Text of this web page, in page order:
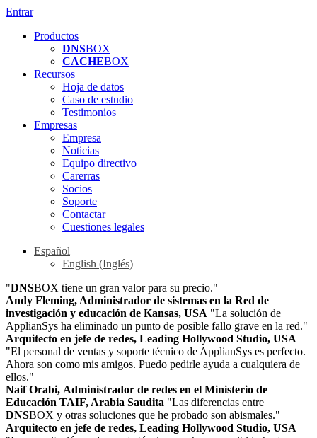
Entrar
Productos
DNSBOX
CACHEBOX
Recursos
Hoja de datos
Caso de estudio
Testimonios
Empresas
Empresa
Noticias
Equipo directivo
Carerras
Socios
Soporte
Contactar
Cuestiones legales
Español
English (Inglés)
"DNSBOX tiene un gran valor para su precio."
Andy Fleming, Administrador de sistemas en la Red de
investigación y educación de Kansas, USA "La solución de
ApplianSys ha eliminado un punto de posible fallo grave en la red."
Arquitecto en jefe de redes, Leading Hollywood Studio, USA
"El personal de ventas y soporte técnico de ApplianSys es perfecto.
Ahora son como mis amigos. Puedo pedirle ayuda a cualquiera de
ellos."
Naif Orabi, Administrador de redes en el Ministerio de
Educación TAIF, Arabia Saudita "Las diferencias entre
DNSBOX y otras soluciones que he probado son abismales."
Arquitecto en jefe de redes, Leading Hollywood Studio, USA